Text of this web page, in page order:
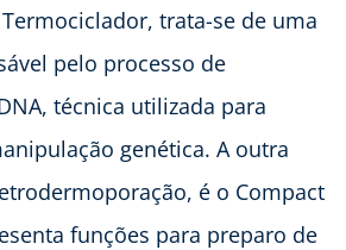
trata-se de uma
pelo processo de
técnica utilizada para
genética. A outra
é o Compact
funções para preparo de